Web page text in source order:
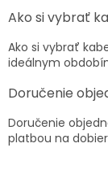
Ako si vybrať
Ako si vybrať
ideálnym
Doručenie
Doručenie
platbou na